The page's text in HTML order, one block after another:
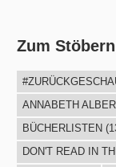
Zum
ANNABETH
BÜCHERLISTEN
DON'T READ IN